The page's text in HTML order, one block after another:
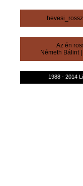
Az én
Németh Bálint|
1988 - 2014